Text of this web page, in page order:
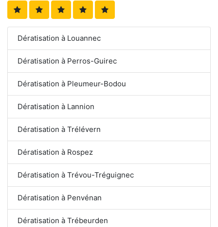
Dératisation à Louannec
Dératisation à Perros-Guirec
Dératisation à Pleumeur-Bodou
Dératisation à Lannion
Dératisation à Trélévern
Dératisation à Rospez
Dératisation à Trévou-Tréguignec
Dératisation à Penvénan
Dératisation à Trébeurden